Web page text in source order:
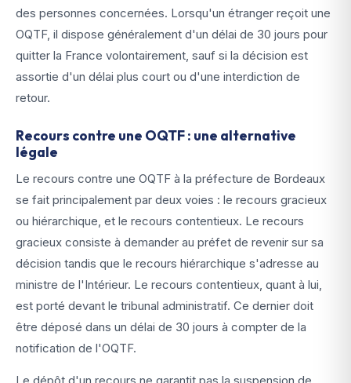
des personnes concernées. Lorsqu'un étranger reçoit une
OQTF, il dispose généralement d'un délai de 30 jours pour
quitter la France volontairement, sauf si la décision est
assortie d'un délai plus court ou d'une interdiction de
retour.
Recours contre une OQTF : une alternative
légale
Le recours contre une OQTF à la préfecture de Bordeaux
se fait principalement par deux voies : le recours gracieux
ou hiérarchique, et le recours contentieux. Le recours
gracieux consiste à demander au préfet de revenir sur sa
décision tandis que le recours hiérarchique s'adresse au
ministre de l'Intérieur. Le recours contentieux, quant à lui,
est porté devant le tribunal administratif. Ce dernier doit
être déposé dans un délai de 30 jours à compter de la
notification de l'OQTF.